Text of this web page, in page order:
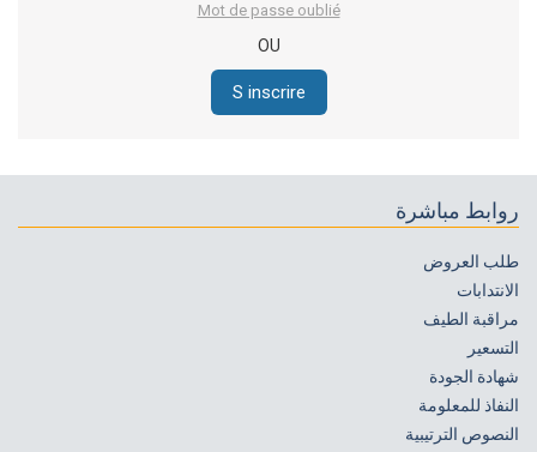
Mot de passe oublié
OU
S inscrire
روابط مباشرة
طلب العروض
الانتدابات
مراقبة الطيف
التسعير
شهادة الجودة
النفاذ للمعلومة
النصوص الترتيبية